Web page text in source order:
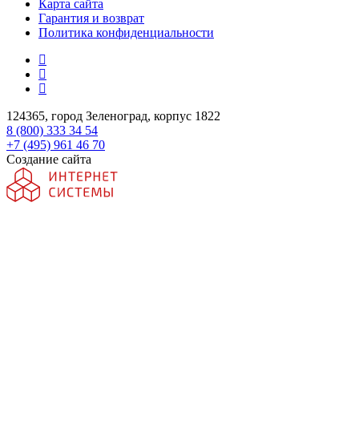
Карта сайта
Гарантия и возврат
Политика конфиденциальности
124365, город Зеленоград, корпус 1822
8 (800) 333 34 54
+7 (495) 961 46 70
Создание сайта